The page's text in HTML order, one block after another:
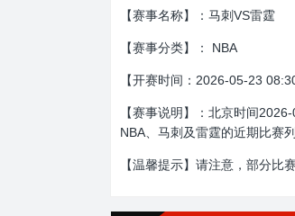
【赛事名称】：马刺VS雷霆
【赛事分类】： NBA
【开赛时间：2026-05-23
【赛事说明】：北京时间
NBA、马刺及雷霆的近期比赛
【温馨提示】请注意，部分比